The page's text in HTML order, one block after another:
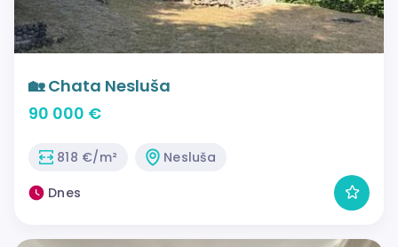
🏡 Chata Nesluša
90 000 €
818 €/m²
Nesluša
Dnes